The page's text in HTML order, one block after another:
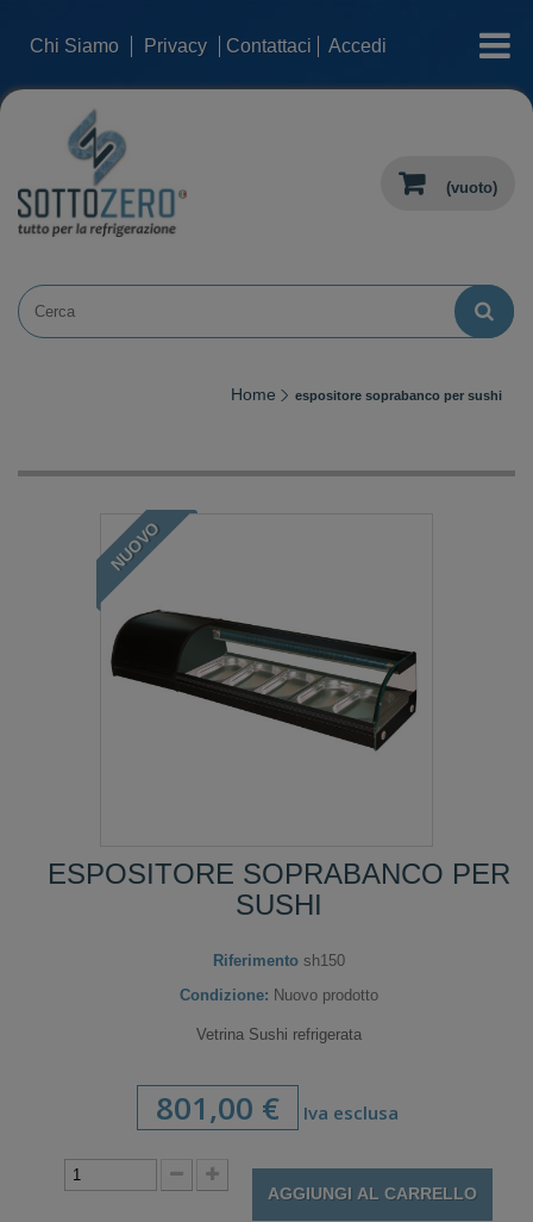
Chi Siamo Privacy Contattaci Accedi categorie
(vuoto)
Home espositore soprabanco per sushi
NUOVO
ESPOSITORE SOPRABANCO PER
SUSHI
Riferimento sh150
Condizione: Nuovo prodotto
Vetrina Sushi refrigerata
801,00 € Iva esclusa
AGGIUNGI AL CARRELLO